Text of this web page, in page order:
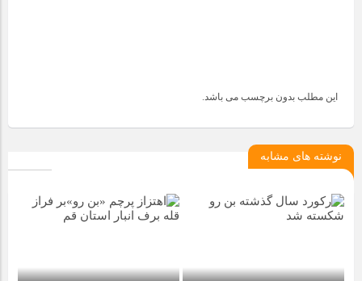
این مطلب بدون برچسب می باشد.
نوشته های مشابه